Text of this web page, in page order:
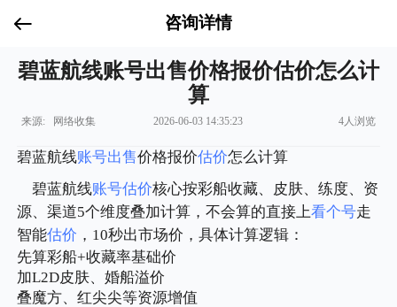
咨询详情
碧蓝航线账号出售价格报价估价怎么计
算
来源: 网络收集 2026-06-03 14:35:23 4人浏览
碧蓝航线账号出售价格报价估价怎么计算
碧蓝航线账号估价核心按彩船收藏、皮肤、练度、资
源、渠道5个维度叠加计算，不会算的直接上看个号走
智能估价 ，10秒出市场价，具体计算逻辑：
先算彩船+收藏率基础价
加L2D皮肤、婚船溢价
叠魔方、红尖尖等资源增值